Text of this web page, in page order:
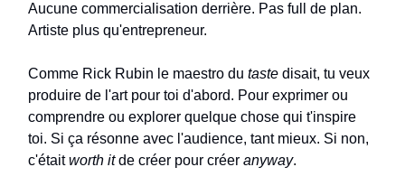
Aucune commercialisation derrière. Pas full de plan.
Artiste plus qu'entrepreneur.
Comme Rick Rubin le maestro du taste disait, tu veux
produire de l'art pour toi d'abord. Pour exprimer ou
comprendre ou explorer quelque chose qui t'inspire
toi. Si ça résonne avec l'audience, tant mieux. Si non,
c'étaitworth itde créer pour créer anyway.